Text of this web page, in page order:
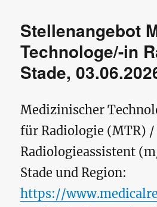
Stellenangebot
Technologe/-in
Stade,
Medizinischer
für Radiologie (MTR)
Radiologieassistent
Stade und Region:
https://